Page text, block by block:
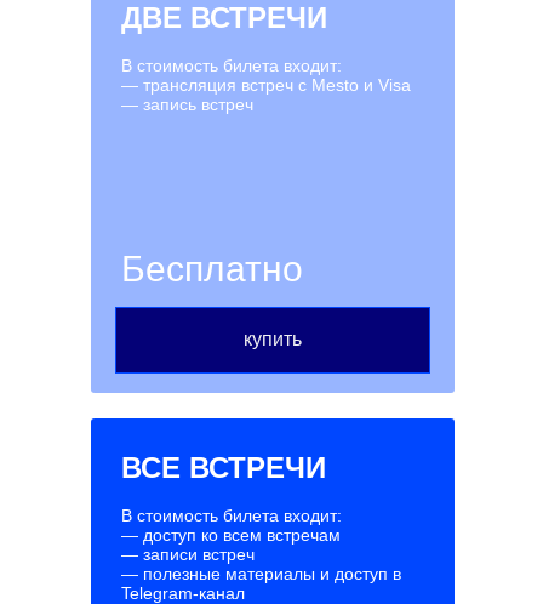
В стоимость билета входит:
— доступ ко всем встречам
— записи встреч
— полезные материалы и доступ в
Telegram-канал
ВСЕ ВСТРЕЧИ
ДВЕ ВСТРЕЧИ
купить
В стоимость билета входит:
— трансляция встреч с Mesto и Visa
— запись встреч
Бесплатно